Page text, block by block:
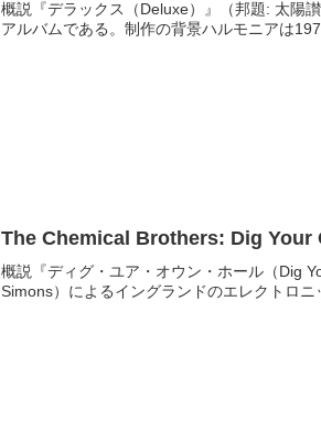
概説『デラックス（Deluxe）』（邦題: 太陽
アルバムである。制作の背景ハルモニアは
The Chemical Brothers: Dig Your
概説『ディグ・ユア・オウン・ホール（Dig
Simons）によるイングランドのエレクトロ